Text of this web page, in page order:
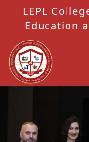
LEPL
Education